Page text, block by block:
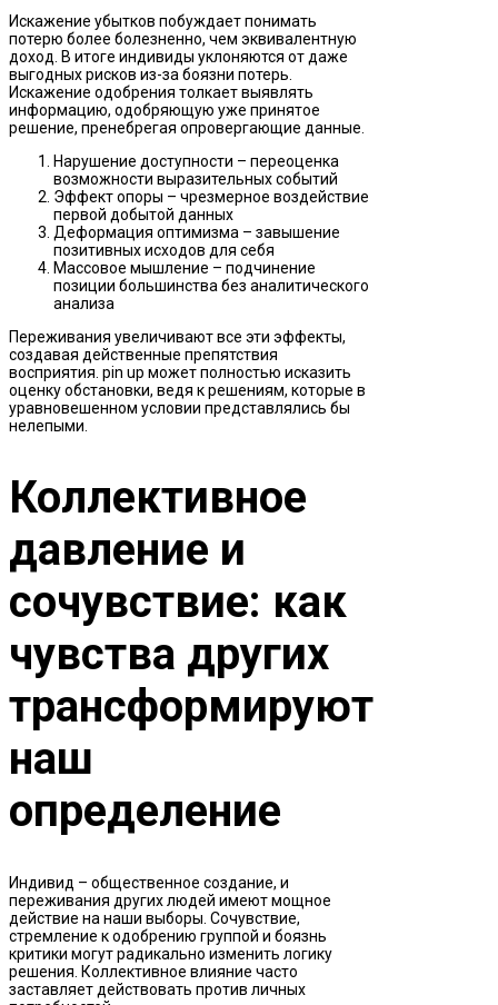
Искажение убытков побуждает понимать
потерю более болезненно, чем эквивалентную
доход. В итоге индивиды уклоняются от даже
выгодных рисков из-за боязни потерь.
Искажение одобрения толкает выявлять
информацию, одобряющую уже принятое
решение, пренебрегая опровергающие данные.
Нарушение доступности – переоценка
возможности выразительных событий
Эффект опоры – чрезмерное воздействие
первой добытой данных
Деформация оптимизма – завышение
позитивных исходов для себя
Массовое мышление – подчинение
позиции большинства без аналитического
анализа
Переживания увеличивают все эти эффекты,
создавая действенные препятствия
восприятия. pin up может полностью исказить
оценку обстановки, ведя к решениям, которые в
уравновешенном условии представлялись бы
нелепыми.
Коллективное
давление и
сочувствие: как
чувства других
трансформируют
наш
определение
Индивид – общественное создание, и
переживания других людей имеют мощное
действие на наши выборы. Сочувствие,
стремление к одобрению группой и боязнь
критики могут радикально изменить логику
решения. Коллективное влияние часто
заставляет действовать против личных